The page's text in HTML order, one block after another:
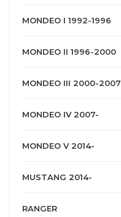
MONDEO I 1992-1996
MONDEO II 1996-2000
MONDEO III 2000-2007
MONDEO IV 2007-
MONDEO V 2014-
MUSTANG 2014-
RANGER